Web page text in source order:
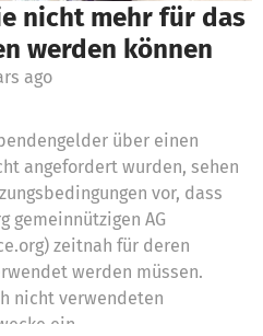
nicht mehr für das
werden können
ago
über einen
angefordert wurden, sehen
vor, dass
gemeinnützigen AG
zeitnah für deren
werden müssen.
nicht verwendeten
ein